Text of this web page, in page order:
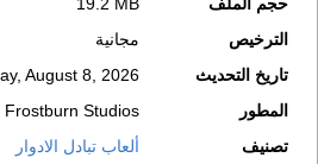
الترخيص
مجانية
تاريخ التحديث
August 8, 2026
المطور
Frostburn Studios
تصنيف
ألعاب تبادل الادوار